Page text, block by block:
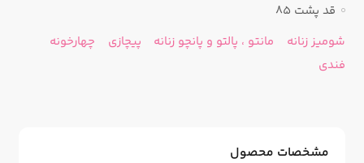
قد پشت 85
شومیز زنانه
مانتو ، پالتو و پانچو زنانه پیچازی
چهارخونه
فندی
مشخصات محصول